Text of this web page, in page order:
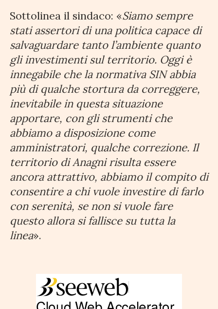
Sottolinea il sindaco: «Siamo sempre
stati assertori di una politica capace di
salvaguardare tanto l’ambiente quanto
gli investimenti sul territorio. Oggi è
innegabile che la normativa SIN abbia
più di qualche stortura da correggere,
inevitabile in questa situazione
apportare, con gli strumenti che
abbiamo a disposizione come
amministratori, qualche correzione. Il
territorio di Anagni risulta essere
ancora attrattivo, abbiamo il compito di
consentire a chi vuole investire di farlo
con serenità, se non si vuole fare
questo allora si fallisce su tutta la
linea».